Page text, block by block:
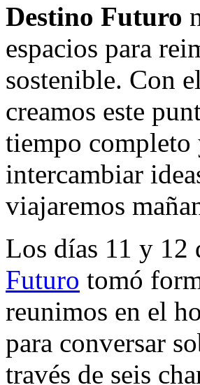
Destino Futuro
espacios para
sostenible. Con
creamos este
tiempo completo
intercambiar
viajaremos
Los días 11 y 12
Futuro tomó
reunimos en el
para conversar
través de seis